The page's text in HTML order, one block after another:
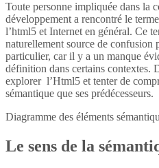
Toute personne impliquée dans la
développement a rencontré le terme
l’html5 et Internet en général. Ce
naturellement source de confusion
particulier, car il y a un manque
définition dans certains contextes.
explorer l’Html5 et tenter de
sémantique que ses prédécesseurs.
Diagramme des éléments
Le sens de la